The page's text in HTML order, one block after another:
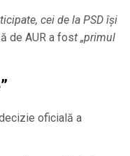
cei de la PSD își
de AUR a fost „primul
oficială a